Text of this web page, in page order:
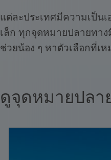
แต่ละประเทศมีความเป็น
เล็ก ทุกจุดหมายปลายทาง
ช่วยน้อง ๆ หาตัวเลือกที่เ
ดูจุดหมายปลา